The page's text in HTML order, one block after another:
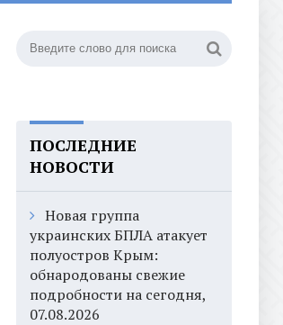
ПОСЛЕДНИЕ
НОВОСТИ
Новая группа
украинских БПЛА атакует
полуостров Крым:
обнародованы свежие
подробности на сегодня,
07.08.2026